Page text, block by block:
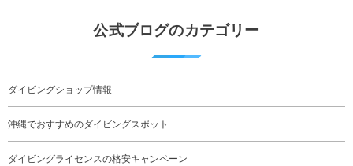
公式ブログのカテゴリー
ダイビングショップ情報
沖縄でおすすめのダイビングスポット
ダイビングライセンスの格安キャンペーン